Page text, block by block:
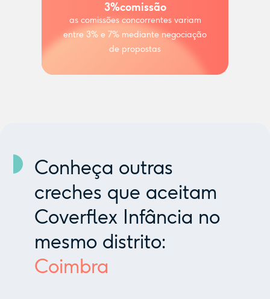
3%comissão
as comissões concorrentes variam
entre 3% e 7% mediante negociação
de propostas
Conheça outras
creches que aceitam
Coverflex Infância no
mesmo distrito:
Coimbra